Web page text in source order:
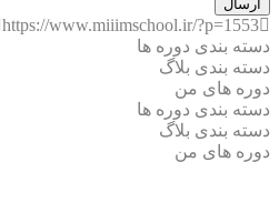
ارسال
https://www.miiimschool.ir/?p=1553
دسته بندی دوره ها
دسته بندی بلاگ
دوره های من
دسته بندی دوره ها
دسته بندی بلاگ
دوره های من